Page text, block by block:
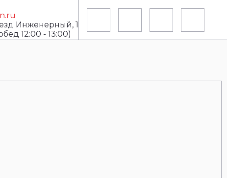
Инженерный, 1
12:00 - 13:00)